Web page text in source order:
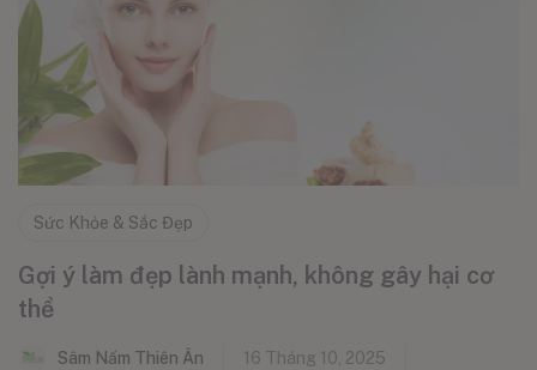
(Sản Phẩm )
(Danh Mục )
(Tin Tức )
Sức Khỏe & Sắc Đẹp
Gợi ý làm đẹp lành mạnh, không gây hại cơ
thể
Sâm Nấm Thiên Ân
16 Tháng 10, 2025